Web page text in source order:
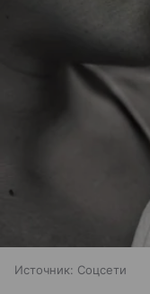
Источник: Соцсети